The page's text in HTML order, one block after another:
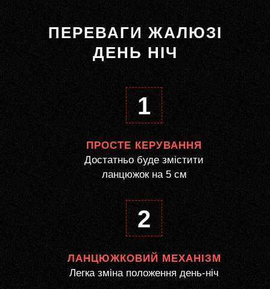
ПЕРЕВАГИ ЖАЛЮЗІ
ДЕНЬ НІЧ
1
ПРОСТЕ КЕРУВАННЯ
Достатньо буде змістити
ланцюжок на 5 см
2
ЛАНЦЮЖКОВИЙ МЕХАНІЗМ
Легка зміна положення день-ніч